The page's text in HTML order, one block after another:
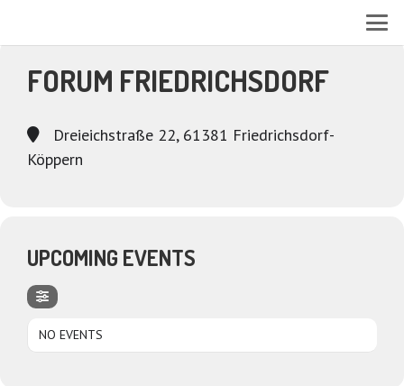
FORUM FRIEDRICHSDORF
Dreieichstraße 22, 61381 Friedrichsdorf-
Köppern
UPCOMING EVENTS
NO EVENTS